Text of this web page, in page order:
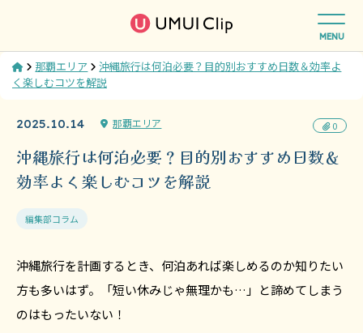
MENU
Home
那覇エリア
沖縄旅行は何泊必要？目的別おすすめ日数＆効率よ
く楽しむコツを解説
2025.10.14 那覇エリア 0
沖縄旅行は何泊必要？目的別おすすめ日数＆
効率よく楽しむコツを解説
編集部コラム
沖縄旅行を計画するとき、何泊あれば楽しめるのか知りたい
方も多いはず。「短い休みじゃ無理かも…」と諦めてしまう
のはもったいない！